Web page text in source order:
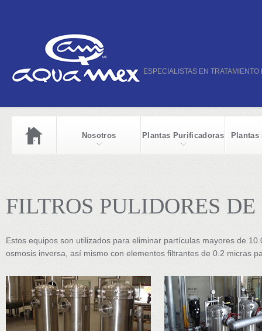
ESPECIALISTAS EN TRATAMIENTO
Nosotros Plantas Purificadoras
FILTROS PULIDORES
Estos equipos son utilizados para eliminar partículas mayores de
osmosis inversa, así mismo con elementos filtrantes de 0.2 micras